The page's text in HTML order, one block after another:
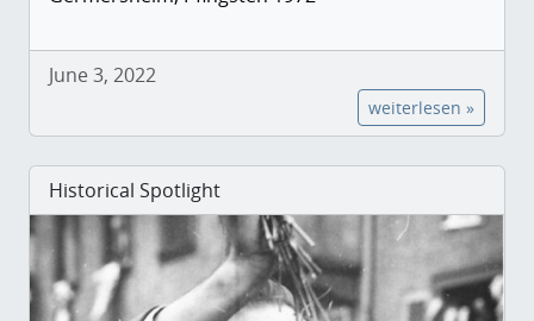
June 3, 2022
weiterlesen »
Historical Spotlight